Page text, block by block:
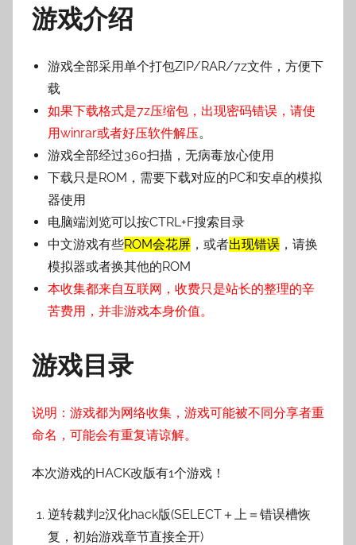
壳
游戏介绍
游戏全部采用单个打包ZIP/RAR/7z文件，方便下
载
如果下载格式是7z压缩包，出现密码错误，请使
用winrar或者好压软件解压。
游戏全部经过360扫描，无病毒放心使用
下载只是ROM，需要下载对应的PC和安卓的模拟
器使用
电脑端浏览可以按CTRL+F搜索目录
中文游戏有些ROM会花屏 ，或者出现错误 ，请换
模拟器或者换其他的ROM
本收集都来自互联网，收费只是站长的整理的辛
苦费用，并非游戏本身价值。
游戏目录
说明：游戏都为网络收集，游戏可能被不同分享者重
命名，可能会有重复请谅解。
本次游戏的HACK改版有1个游戏！
逆转裁判2汉化hack版(SELECT＋上＝错误槽恢
复，初始游戏章节直接全开)